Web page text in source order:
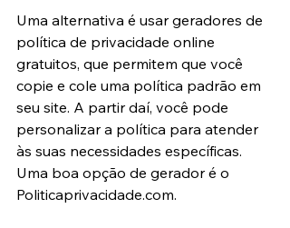
Uma alternativa é usar geradores de
política de privacidade online
gratuitos, que permitem que você
copie e cole uma política padrão em
seu site. A partir daí, você pode
personalizar a política para atender
às suas necessidades específicas.
Uma boa opção de gerador é o
Politicaprivacidade.com.